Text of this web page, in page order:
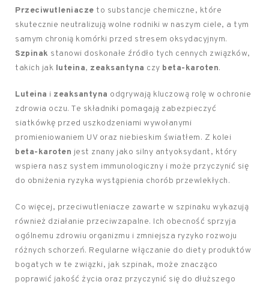
Przeciwutleniacze to substancje chemiczne, które
skutecznie neutralizują wolne rodniki w naszym ciele, a tym
samym chronią komórki przed stresem oksydacyjnym.
Szpinak stanowi doskonałe źródło tych cennych związków,
takich jak luteina, zeaksantyna czy beta-karoten.
Luteina i zeaksantyna odgrywają kluczową rolę w ochronie
zdrowia oczu. Te składniki pomagają zabezpieczyć
siatkówkę przed uszkodzeniami wywołanymi
promieniowaniem UV oraz niebieskim światłem. Z kolei
beta-karoten jest znany jako silny antyoksydant, który
wspiera nasz system immunologiczny i może przyczynić się
do obniżenia ryzyka wystąpienia chorób przewlekłych.
Co więcej, przeciwutleniacze zawarte w szpinaku wykazują
również działanie przeciwzapalne. Ich obecność sprzyja
ogólnemu zdrowiu organizmu i zmniejsza ryzyko rozwoju
różnych schorzeń. Regularne włączanie do diety produktów
bogatych w te związki, jak szpinak, może znacząco
poprawić jakość życia oraz przyczynić się do dłuższego